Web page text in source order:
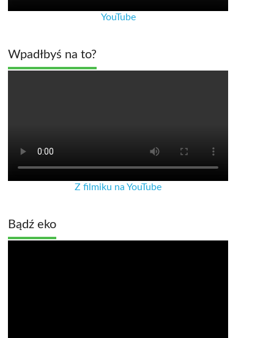
YouTube
Wpadłbyś na to?
Z filmiku na YouTube
Bądź eko